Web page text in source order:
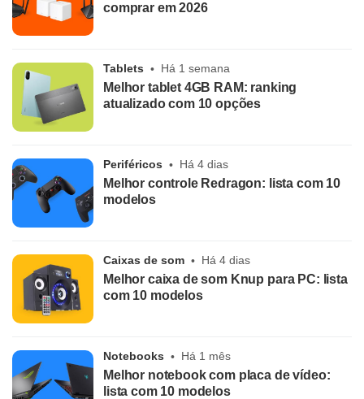
comprar em 2026
Tablets Há 1 semana
Melhor tablet 4GB RAM: ranking
atualizado com 10 opções
Periféricos Há 4 dias
Melhor controle Redragon: lista com 10
modelos
Caixas de som Há 4 dias
Melhor caixa de som Knup para PC: lista
com 10 modelos
Notebooks Há 1 mês
Melhor notebook com placa de vídeo:
lista com 10 modelos